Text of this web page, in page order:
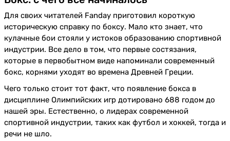
Для своих читателей Fanday приготовил короткую
историческую справку по боксу. Мало кто знает, что
кулачные бои стояли у истоков образованию спортивной
индустрии. Все дело в том, что первые состязания,
которые в первобытном виде напоминали современный
бокс, корнями уходят во времена Древней Греции.
Чего только стоит тот факт, что появление бокса в
дисциплине Олимпийских игр дотировано 688 годом до
нашей эры. Естественно, о лидерах современной
спортивной индустрии, таких как футбол и хоккей, тогда и
речи не шло.